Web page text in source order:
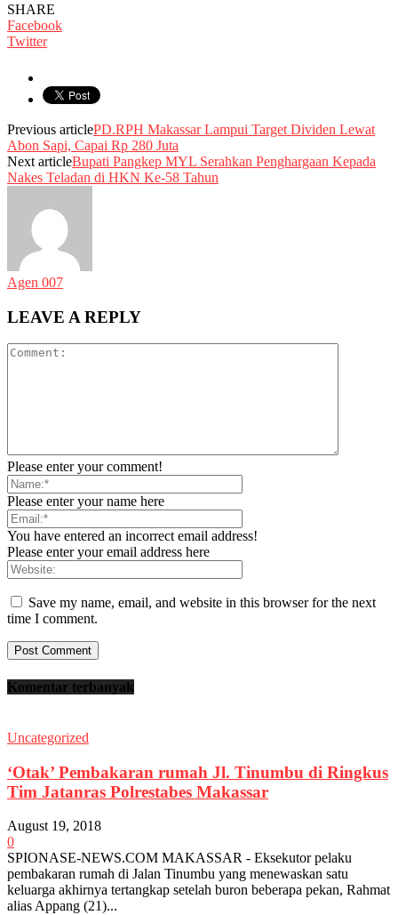
SHARE
Facebook
Twitter
Previous articlePD.RPH Makassar Lampui Target Dividen Lewat
Abon Sapi, Capai Rp 280 Juta
Next articleBupati Pangkep MYL Serahkan Penghargaan Kepada
Nakes Teladan di HKN Ke-58 Tahun
Agen 007
LEAVE A REPLY
Please enter your comment!
Please enter your name here
You have entered an incorrect email address!
Please enter your email address here
Save my name, email, and website in this browser for the next
time I comment.
Komentar terbanyak
Uncategorized
‘Otak’ Pembakaran rumah Jl. Tinumbu di Ringkus
Tim Jatanras Polrestabes Makassar
August 19, 2018
0
SPIONASE-NEWS.COM MAKASSAR - Eksekutor pelaku
pembakaran rumah di Jalan Tinumbu yang menewaskan satu
keluarga akhirnya tertangkap setelah buron beberapa pekan, Rahmat
alias Appang (21)...